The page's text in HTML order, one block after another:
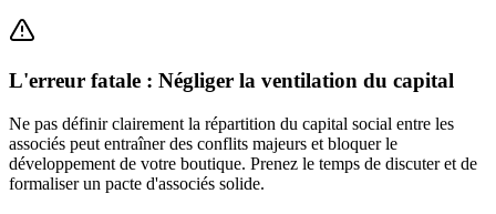
L'erreur fatale : Négliger la ventilation du capital
Ne pas définir clairement la répartition du capital social entre les
associés peut entraîner des conflits majeurs et bloquer le
développement de votre boutique. Prenez le temps de discuter et de
formaliser un pacte d'associés solide.